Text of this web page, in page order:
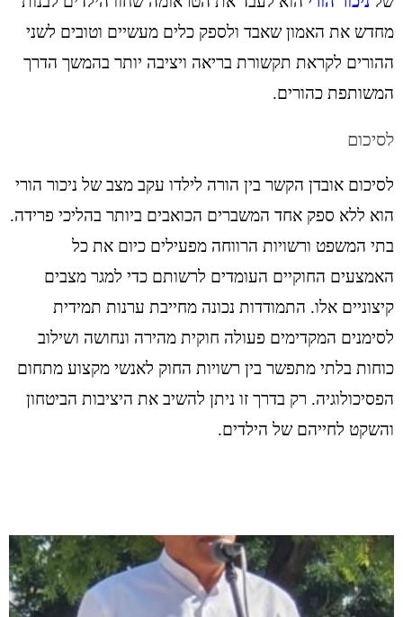
מחדש את האמון שאבד ולספק כלים מעשיים וטובים לשני
ההורים לקראת תקשורת בריאה ויציבה יותר בהמשך הדרך
המשותפת כהורים.
לסיכום
לסיכום אובדן הקשר בין הורה לילדו עקב מצב של ניכור הורי
הוא ללא ספק אחד המשברים הכואבים ביותר בהליכי פרידה.
בתי המשפט ורשויות הרווחה מפעילים כיום את כל
האמצעים החוקיים העומדים לרשותם כדי למגר מצבים
קיצוניים אלו. התמודדות נכונה מחייבת ערנות תמידית
לסימנים המקדימים פעולה חוקית מהירה ונחושה ושילוב
כוחות בלתי מתפשר בין רשויות החוק לאנשי מקצוע מתחום
הפסיכולוגיה. רק בדרך זו ניתן להשיב את היציבות הביטחון
והשקט לחייהם של הילדים.